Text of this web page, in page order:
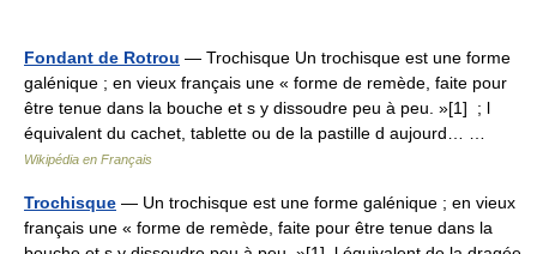
Fondant de Rotrou — Trochisque Un trochisque est une forme
galénique ; en vieux français une « forme de remède, faite pour
être tenue dans la bouche et s y dissoudre peu à peu. »[1] ; l
équivalent du cachet, tablette ou de la pastille d aujourd… …
Wikipédia en Français
Trochisque — Un trochisque est une forme galénique ; en vieux
français une « forme de remède, faite pour être tenue dans la